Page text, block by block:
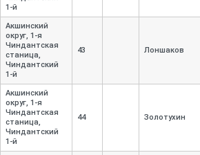
1-й
Акшинский
округ, 1-я
Чиндантская
станица,
Чиндантский
1-й
43 Лоншаков
Акшинский
округ, 1-я
Чиндантская
станица,
Чиндантский
1-й
44 Золотухин